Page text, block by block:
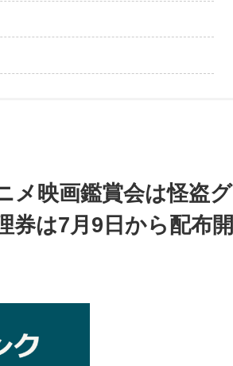
メ映画鑑賞会は怪盗グ
券は7月9日から配布開